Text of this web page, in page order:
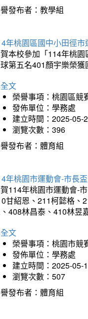
發布者：教學組
年桃園區國中小田徑
本校參加「114年桃
第五名401顏宇樂榮
文
榮譽事項：桃園區競
發佈單位：學務處
建立時間：2025-05-
瀏覽次數：396
發布者：體育組
年桃園市運動會-市長
114年桃園市運動會-
甘紹恩、211柯懿格、
408林昌泰、410林昱
文
榮譽事項：桃園市競
發佈單位：學務處
建立時間：2025-05-
瀏覽次數：507
發布者：體育組